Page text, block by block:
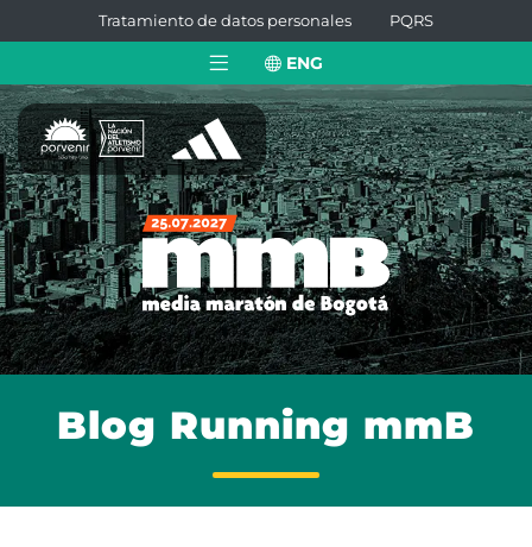
Tratamiento de datos personales PQRS
ENG
Blog Running mmB